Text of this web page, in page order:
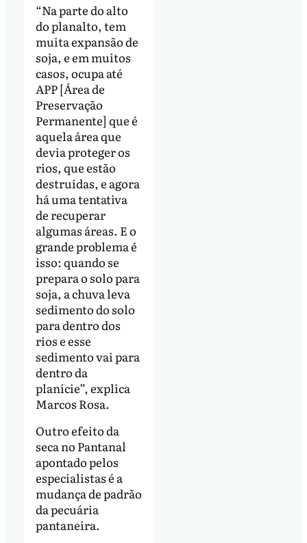
“Na parte do alto
do planalto, tem
muita expansão de
soja, e em muitos
casos, ocupa até
APP [Área de
Preservação
Permanente] que é
aquela área que
devia proteger os
rios, que estão
destruídas, e agora
há uma tentativa
de recuperar
algumas áreas. E o
grande problema é
isso: quando se
prepara o solo para
soja, a chuva leva
sedimento do solo
para dentro dos
rios e esse
sedimento vai para
dentro da
planície”, explica
Marcos Rosa.
Outro efeito da
seca no Pantanal
apontado pelos
especialistas é a
mudança de padrão
da pecuária
pantaneira.